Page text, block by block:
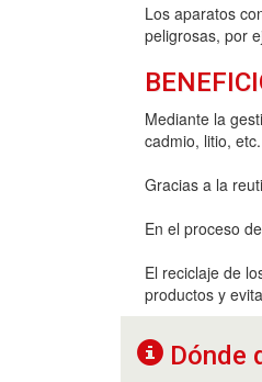
Los aparatos
peligrosas, por
Mediante la
cadmio, litio, etc.
Gracias a la
En el proceso
El reciclaje de
productos y
Dónde